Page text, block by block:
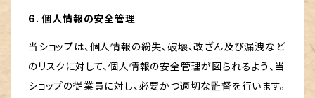
6. 個人情報の安全管理
当ショップは、個人情報の紛失、破壊、改ざん及び漏洩など
のリスクに対して、個人情報の安全管理が図られるよう、当
ショップの従業員に対し、必要かつ適切な監督を行います。